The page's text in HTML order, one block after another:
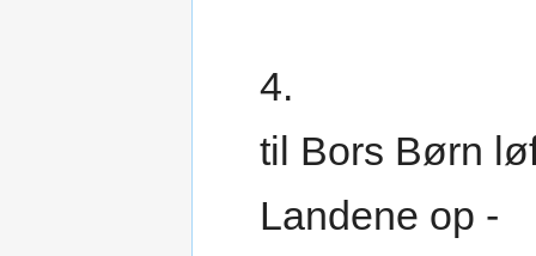
4.
til Bors Børn
Landene op -